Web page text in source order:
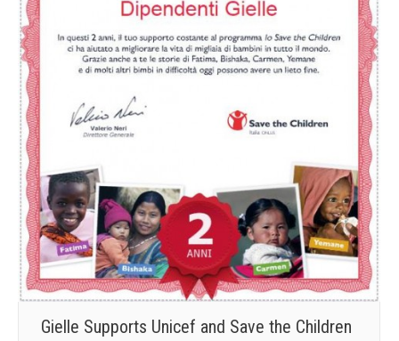
Gielle Supports Unicef and Save the Children